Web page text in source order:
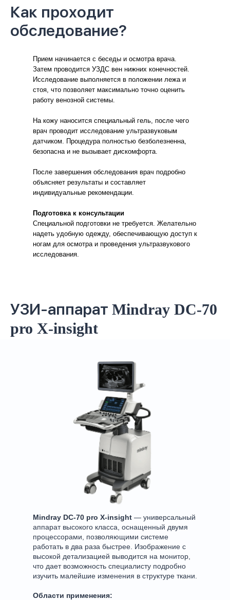
Как проходит
обследование?
Прием начинается с беседы и осмотра врача.
Затем проводится УЗДС вен нижних конечностей.
Исследование выполняется в положении лежа и
стоя, что позволяет максимально точно оценить
работу венозной системы.
На кожу наносится специальный гель, после чего
врач проводит исследование ультразвуковым
датчиком. Процедура полностью безболезненна,
безопасна и не вызывает дискомфорта.
После завершения обследования врач подробно
объясняет результаты и составляет
индивидуальные рекомендации.
Подготовка к консультации
Специальной подготовки не требуется. Желательно
надеть удобную одежду, обеспечивающую доступ к
ногам для осмотра и проведения ультразвукового
исследования.
УЗИ-аппарат Mindray DC-70
pro X-insight
Mindray DC-70 pro X-insight — универсальный
аппарат высокого класса, оснащенный двумя
процессорами, позволяющими системе
работать в два раза быстрее. Изображение с
высокой детализацией выводится на монитор,
что дает возможность специалисту подробно
изучить малейшие изменения в структуре ткани.
Области применения: